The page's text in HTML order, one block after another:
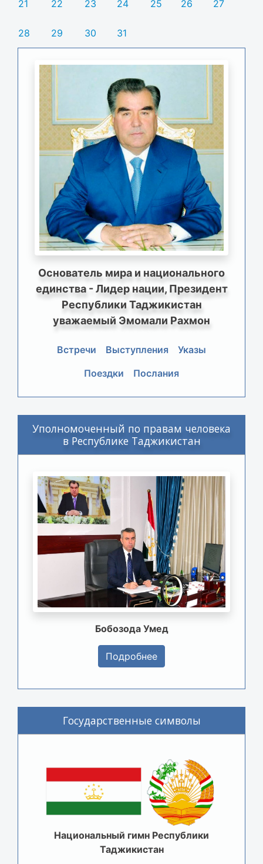
21 22 23 24 25 26 27
28 29 30 31
Основатель мира и национального
единства - Лидер нации, Президент
Республики Таджикистан
уважаемый Эмомали Рахмон
Встречи Выступления
Указы
Поездки
Послания
Уполномоченный по правам человека
в Республике Таджикистан
Бобозода Умед
Подробнее
Государственные символы
Национальный гимн Республики
Таджикистан